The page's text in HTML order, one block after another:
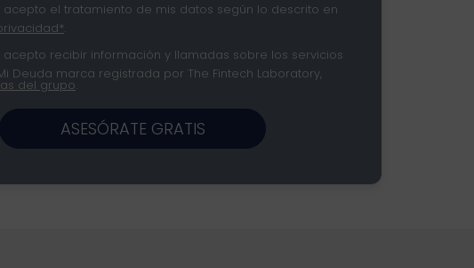
acepto el tratamiento de mis datos según lo descrito en
acepto recibir información y llamadas sobre los servicios
Deuda marca registrada por The Fintech Laboratory,
del grupo
ASESÓRATE GRATIS